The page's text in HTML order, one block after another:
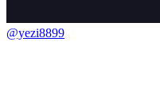
@yezi8899